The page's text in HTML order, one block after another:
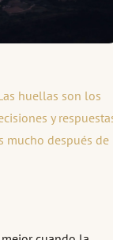
huellas son los
y
mucho después de